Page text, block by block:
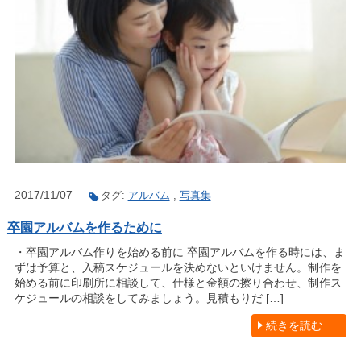
2017/11/07 タグ: アルバム , 写真集
卒園アルバムを作るために
・卒園アルバム作りを始める前に 卒園アルバムを作る時には、ま
ずは予算と、入稿スケジュールを決めないといけません。制作を
始める前に印刷所に相談して、仕様と金額の擦り合わせ、制作ス
ケジュールの相談をしてみましょう。見積もりだ […]
続きを読む